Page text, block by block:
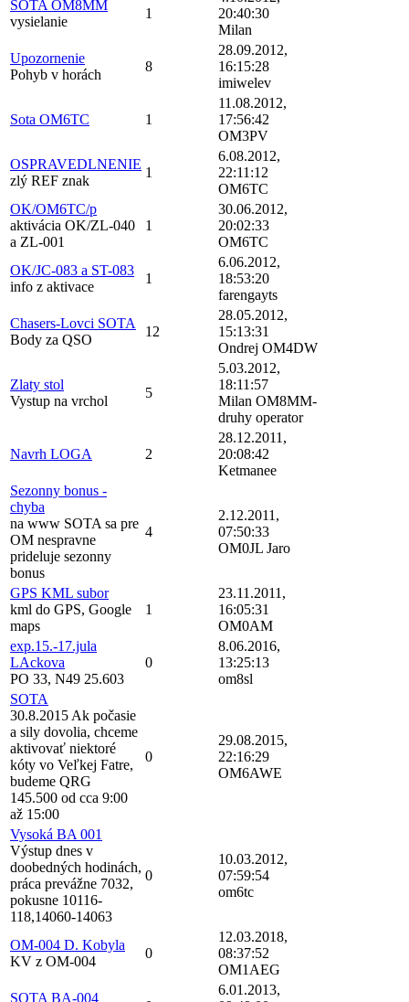
SOTA OM8MM
vysielanie
1
20:40:30
Milan
Upozornenie
Pohyb v horách
8
28.09.2012,
16:15:28
imiwelev
Sota OM6TC 1
11.08.2012,
17:56:42
OM3PV
OSPRAVEDLNENIE
zlý REF znak
1
6.08.2012,
22:11:12
OM6TC
OK/OM6TC/p
aktivácia OK/ZL-040
a ZL-001
1
30.06.2012,
20:02:33
OM6TC
OK/JC-083 a ST-083
info z aktivace
1
6.06.2012,
18:53:20
farengayts
Chasers-Lovci SOTA
Body za QSO
12
28.05.2012,
15:13:31
Ondrej OM4DW
Zlaty stol
Vystup na vrchol
5
5.03.2012,
18:11:57
Milan OM8MM-
druhy operator
Navrh LOGA 2
28.12.2011,
20:08:42
Ketmanee
Sezonny bonus -
chyba
na www SOTA sa pre
OM nespravne
prideluje sezonny
bonus
4
2.12.2011,
07:50:33
OM0JL Jaro
GPS KML subor
kml do GPS, Google
maps
1
23.11.2011,
16:05:31
OM0AM
exp.15.-17.jula
LAckova
PO 33, N49 25.603
0
8.06.2016,
13:25:13
om8sl
SOTA
30.8.2015 Ak počasie
a sily dovolia, chceme
aktivovať niektoré
kóty vo Veľkej Fatre,
budeme QRG
145.500 od cca 9:00
až 15:00
0
29.08.2015,
22:16:29
OM6AWE
Vysoká BA 001
Výstup dnes v
doobedných hodinách,
práca prevážne 7032,
pokusne 10116-
118,14060-14063
0
10.03.2012,
07:59:54
om6tc
OM-004 D. Kobyla
KV z OM-004
0
12.03.2018,
08:37:52
OM1AEG
SOTA BA-004
6.01.2013,